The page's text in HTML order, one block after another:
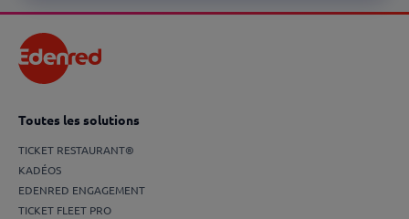
Toutes les solutions
TICKET RESTAURANT®
KADÉOS
EDENRED ENGAGEMENT
TICKET FLEET PRO